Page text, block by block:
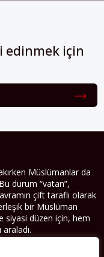
edinmek için
Müslümanlar da
durum “vatan”,
çift taraflı olarak
bir Müslüman
siyasi düzen için, hem